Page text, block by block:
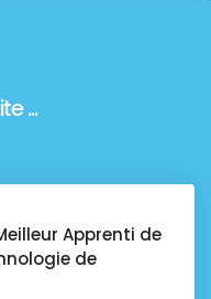
...
Apprenti de
de